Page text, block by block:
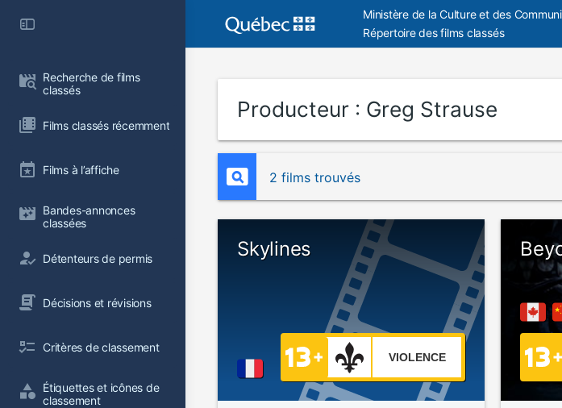
Recherche de films
classés
Films classés récemment
Films à l’affiche
Bandes-annonces
classées
Détenteurs de permis
Décisions et révisions
Critères de classement
Étiquettes et icônes de
classement
Ministère de la Culture et des
Répertoire des films classés
Producteur : Greg Strause
2 films trouvés
Skylines
VIOLENCE